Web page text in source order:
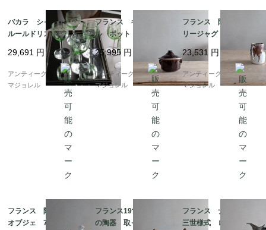
バカラ シャブリ フ
ルールドリス グリー
ンのグラス（ウランガ
ラス） 12cm 6682
29,691 円
アンティークギャラリー
マジョレル
フランス キュノワー
ル ポット 7107
25,995 円
アンティークギャラリー
マジョレル
フランス 陶器 ポタ
リージャグ 7121
23,531 円
アンティークギャラリー
マジョレル
フランス 陶製 鳩の
オブジェ 7272
フランス19世紀 南仏
の陶器 取っ手が付い
フランス ナポレオン
三世様式 ロカイユ柄